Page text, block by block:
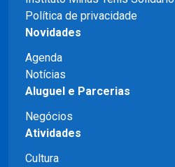
Política de privacidade
Novidades
Agenda
Notícias
Aluguel e Parcerias
Negócios
Atividades
Cultura